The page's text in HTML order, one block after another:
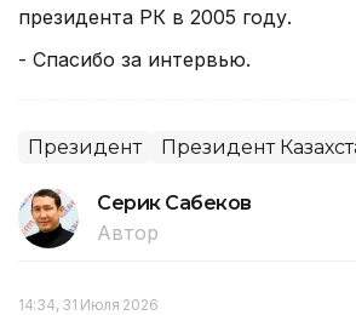
президента РК в 2005 году.
- Спасибо за интервью.
Президент Президент
Серик Сабеков
Автор
14:34, 31 Июля 2026